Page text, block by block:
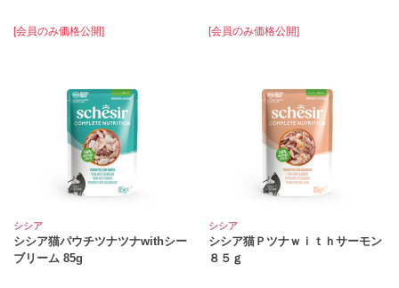
[会員のみ価格公開] [会員のみ価格公開]
シシア
シシア猫パウチツナツナwithシー
ブリーム 85g
シシア
シシア猫Ｐツナｗｉｔｈサーモン
８５ｇ